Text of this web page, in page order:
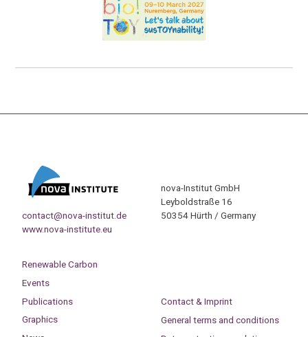
contact@nova-institut.de
www.nova-institute.eu
nova-Institut GmbH
Leyboldstraße 16
50354 Hürth / Germany
Renewable Carbon
Events
Publications
Graphics
Contact & Imprint
General terms and conditions